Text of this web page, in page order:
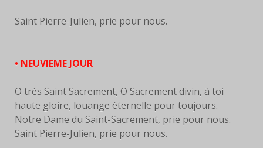
Saint Pierre-Julien, prie pour nous.
• NEUVIEME JOUR
O très Saint Sacrement, O Sacrement divin, à toi
haute gloire, louange éternelle pour toujours.
Notre Dame du Saint-Sacrement, prie pour nous.
Saint Pierre-Julien, prie pour nous.